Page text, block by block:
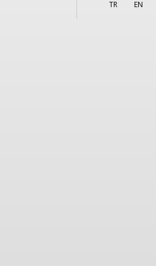
TR EN